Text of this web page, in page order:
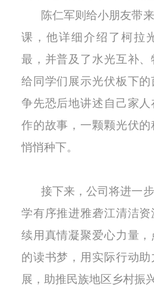
陈仁军则给小朋友带
课，他详细介绍了柯拉
最，并普及了水光互补、
给同学们展示光伏板下
争先恐后地讲述自己家
作的故事，一颗颗光伏
悄悄种下。
接下来，公司将进一
学有序推进雅砻江清洁
续用真情凝聚爱心力量
的读书梦，用实际行动
展，助推民族地区乡村振兴